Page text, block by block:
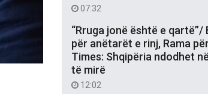
07:32
“Rruga jonë është e qartë”/
për anëtarët e rinj, Rama
Times: Shqipëria ndodhet
të mirë
12:02